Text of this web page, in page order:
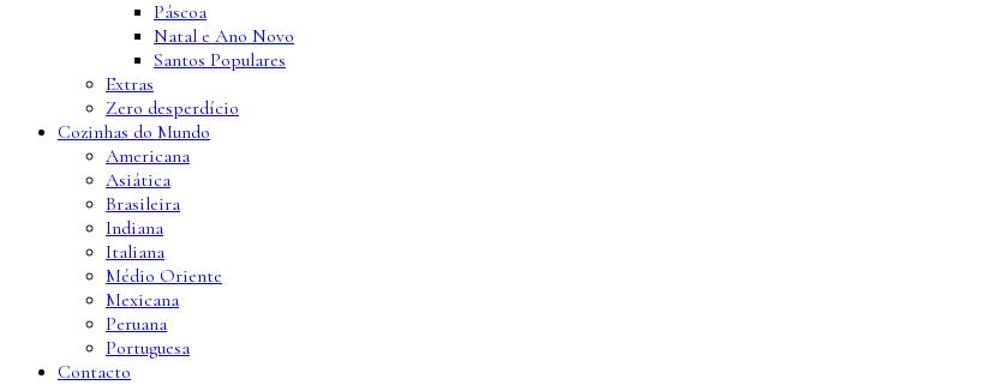
Páscoa
Natal e Ano Novo
Santos Populares
Extras
Zero desperdício
Cozinhas do Mundo
Americana
Asiática
Brasileira
Indiana
Italiana
Médio Oriente
Mexicana
Peruana
Portuguesa
Contacto